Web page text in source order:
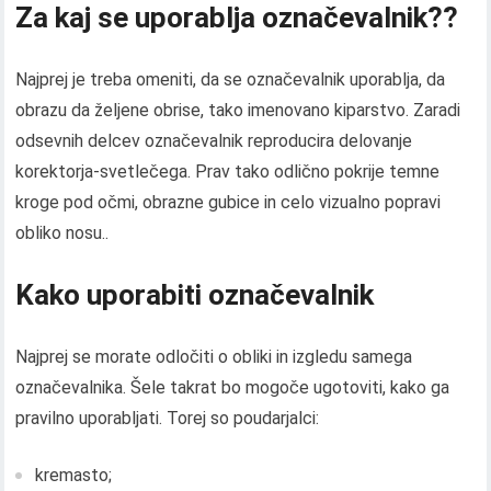
Za kaj se uporablja označevalnik??
Najprej je treba omeniti, da se označevalnik uporablja, da
obrazu da željene obrise, tako imenovano kiparstvo. Zaradi
odsevnih delcev označevalnik reproducira delovanje
korektorja-svetlečega. Prav tako odlično pokrije temne
kroge pod očmi, obrazne gubice in celo vizualno popravi
obliko nosu..
Kako uporabiti označevalnik
Najprej se morate odločiti o obliki in izgledu samega
označevalnika. Šele takrat bo mogoče ugotoviti, kako ga
pravilno uporabljati. Torej so poudarjalci:
kremasto;